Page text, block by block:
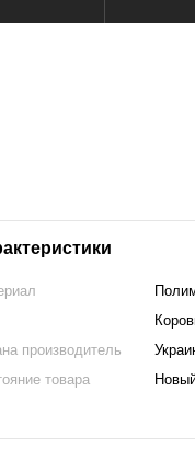
производитель
товара